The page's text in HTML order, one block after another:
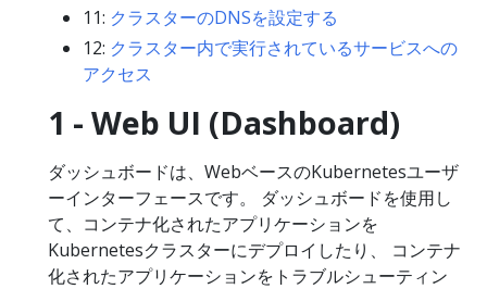
11: クラスターのDNSを設定する
12: クラスター内で実行されているサービスへの
アクセス
1 - Web UI (Dashboard)
ダッシュボードは、WebベースのKubernetesユーザ
ーインターフェースです。 ダッシュボードを使用し
て、コンテナ化されたアプリケーションを
Kubernetesクラスターにデプロイしたり、 コンテナ
化されたアプリケーションをトラブルシューティン